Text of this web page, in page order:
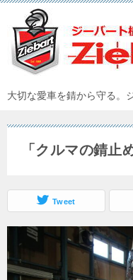
大切な愛車を錆から守る。
「クルマの錆止
Tweet